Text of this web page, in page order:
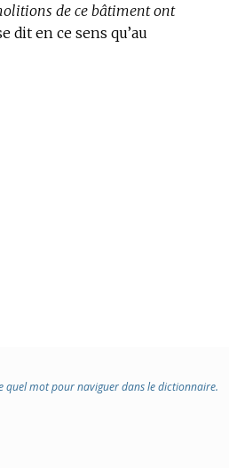
de ce bâtiment ont
dit en ce sens qu’au
quel mot pour naviguer dans le dictionnaire.